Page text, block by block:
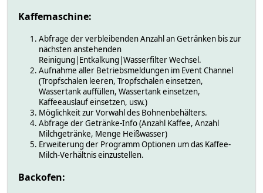
Kaffemaschine:
Abfrage der verbleibenden Anzahl an Getränken bis zur
nächsten anstehenden
Reinigung|Entkalkung|Wasserfilter Wechsel.
Aufnahme aller Betriebsmeldungen im Event Channel
(Tropfschalen leeren, Tropfschalen einsetzen,
Wassertank auffüllen, Wassertank einsetzen,
Kaffeeauslauf einsetzen, usw.)
Möglichkeit zur Vorwahl des Bohnenbehälters.
Abfrage der Getränke-Info (Anzahl Kaffee, Anzahl
Milchgetränke, Menge Heißwasser)
Erweiterung der Programm Optionen um das Kaffee-
Milch-Verhältnis einzustellen.
Backofen: